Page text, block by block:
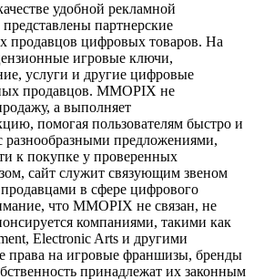
удобной рекламной
партнерские
продавцов цифровых товаров. На
игровые ключи,
услуги и другие цифровые
продавцов. MMOPIX не
а выполняет
помогая пользователям быстро и
разнообразными предложениями,
к покупке у проверенных
сайт служит связующим звеном
в сфере цифрового
что MMOPIX не связан, не
компаниями, такими как
Electronic Arts и другими
права на игровые франшизы, бренды
принадлежат их законным